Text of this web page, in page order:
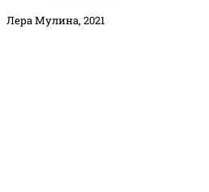
Лера Мулина, 2021